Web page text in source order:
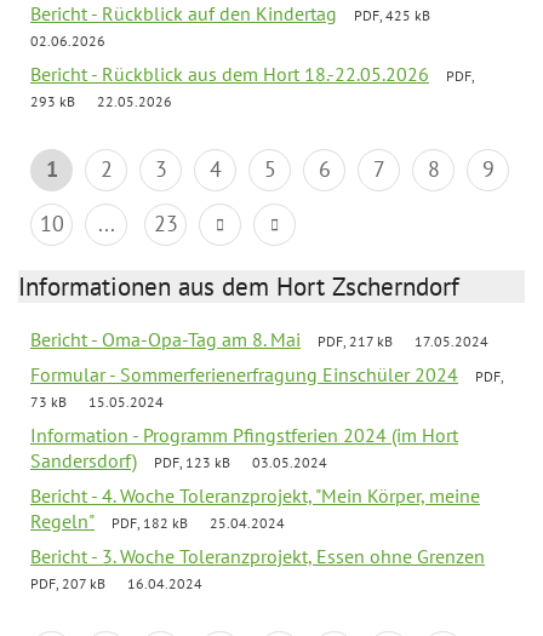
Bericht - Rückblick auf den Kindertag
PDF, 425 kB
02.06.2026
Bericht - Rückblick aus dem Hort 18.-22.05.2026
PDF,
293 kB
22.05.2026
1 2 3 4 5 6 7 8
9
10
... 23
Informationen aus dem Hort Zscherndorf
Bericht - Oma-Opa-Tag am 8. Mai PDF, 217 kB 17.05.2024
Formular - Sommerferienerfragung Einschüler 2024
PDF,
73 kB
15.05.2024
Information - Programm Pfingstferien 2024 (im Hort
Sandersdorf)
PDF, 123 kB 03.05.2024
Bericht - 4. Woche Toleranzprojekt, "Mein Körper, meine
Regeln"
PDF, 182 kB 25.04.2024
Bericht - 3. Woche Toleranzprojekt, Essen ohne Grenzen
PDF, 207 kB 16.04.2024